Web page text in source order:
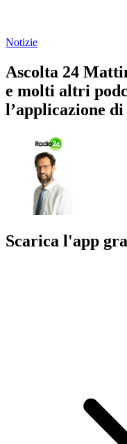
Notizie
Ascolta 24
e molti altri
l’applicazione
Scarica l'app